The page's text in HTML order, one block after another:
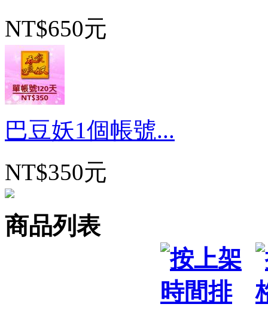
NT$650元
巴豆妖1個帳號...
NT$350元
商品列表